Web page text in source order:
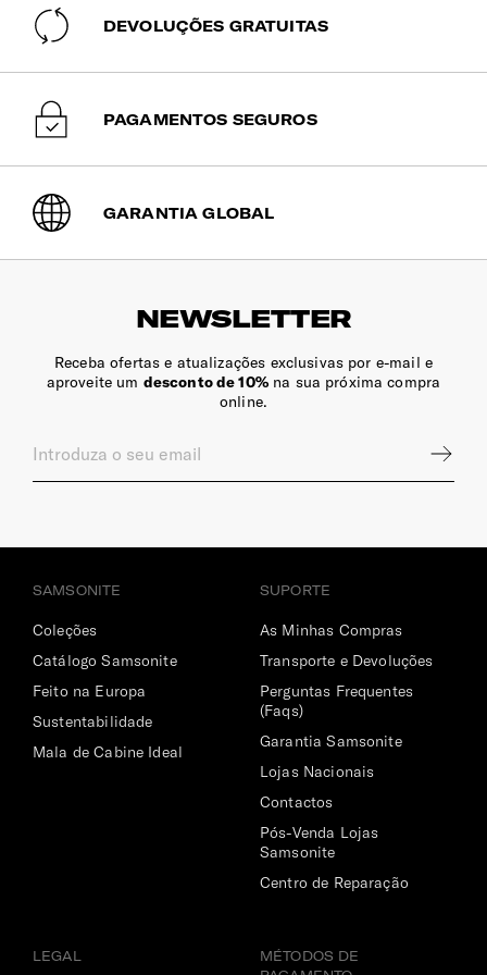
Resistente à Água
Alça | Esterno
deslizem dos ombros. Ideal para andar de bicicleta.
Detalhes Refletores
Ergonómicas e ajustáveis para maior conforto.
Suporte | Garrafa
Etiqueta de Identificação
2 bolsos laterais e 1 traseiro
Encaixe Pega Extensível
Permite o encaixe da mochila na pega extensível da mala
de viagem.
Fecho vulcanizado para maior resistência a todas as
DEVOLUÇÕES GRATUITAS
PAGAMENTOS SEGUROS
GARANTIA GLOBAL
NEWSLETTER
Receba ofertas e atualizações exclusivas por e-mail e
aproveite um desconto de 10%na sua próxima compra
online.
SAMSONITE
Coleções
Catálogo Samsonite
Feito na Europa
Sustentabilidade
Mala de Cabine Ideal
SUPORTE
As Minhas Compras
Transporte e Devoluções
Perguntas Frequentes
(Faqs)
Garantia Samsonite
Lojas Nacionais
Contactos
Pós-Venda Lojas
Samsonite
Centro de Reparação
LEGAL
MÉTODOS DE